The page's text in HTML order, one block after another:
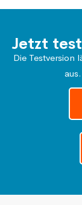
Jetzt
Die Testversion